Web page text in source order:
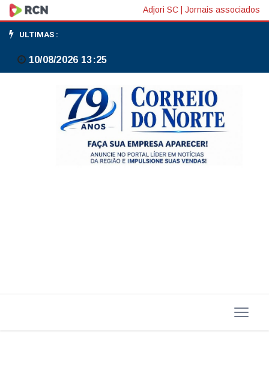
Universidade
do
Mar
realidade
Adjori SC Jornais associados
ULTIMAS :
10/08/2026 13:25